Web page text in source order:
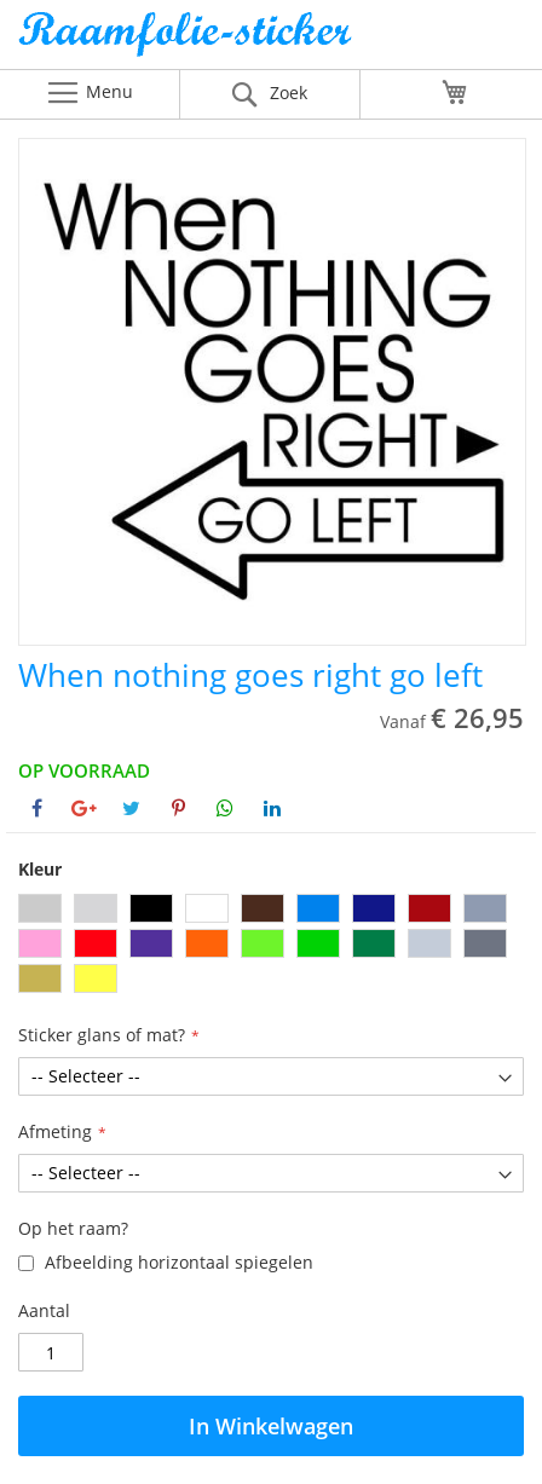
Menu Zoek
When nothing goes right go left
Vanaf € 26,95
OP VOORRAAD
Kleur
Sticker glans of mat?
Afmeting
Op het raam?
Afbeelding horizontaal spiegelen
Aantal
In Winkelwagen